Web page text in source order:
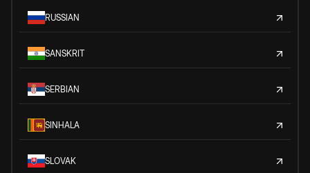
RUSSIAN
SANSKRIT
SERBIAN
SINHALA
SLOVAK